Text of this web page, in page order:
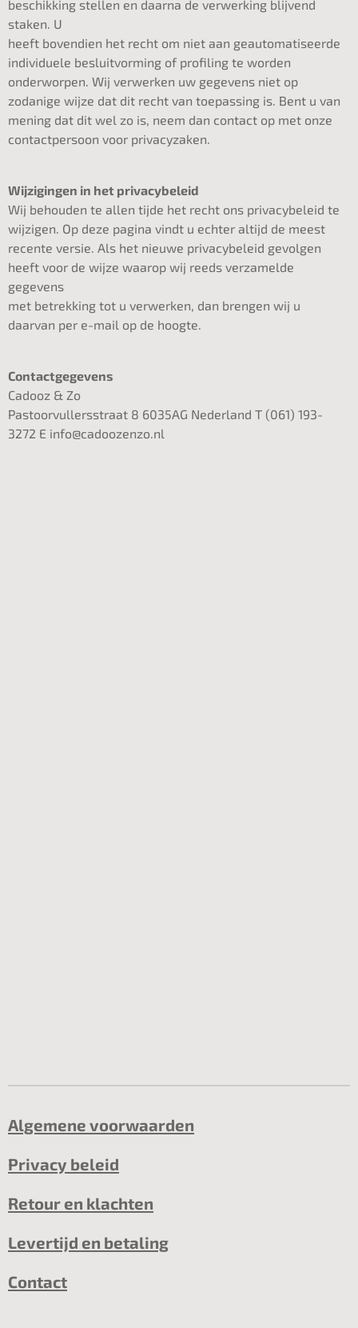
beschikking stellen en daarna de verwerking blijvend
staken. U
heeft bovendien het recht om niet aan geautomatiseerde
individuele besluitvorming of profiling te worden
onderworpen. Wij verwerken uw gegevens niet op
zodanige wijze dat dit recht van toepassing is. Bent u van
mening dat dit wel zo is, neem dan contact op met onze
contactpersoon voor privacyzaken.
Wijzigingen in het privacybeleid
Wij behouden te allen tijde het recht ons privacybeleid te
wijzigen. Op deze pagina vindt u echter altijd de meest
recente versie. Als het nieuwe privacybeleid gevolgen
heeft voor de wijze waarop wij reeds verzamelde
gegevens
met betrekking tot u verwerken, dan brengen wij u
daarvan per e-mail op de hoogte.
Contactgegevens
Cadooz & Zo
Pastoorvullersstraat 8 6035AG Nederland T (061) 193-
3272 E info@cadoozenzo.nl
Algemene voorwaarden
Privacy beleid
Retour en klachten
Levertijd en betaling
Contact